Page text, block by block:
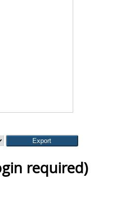
required)